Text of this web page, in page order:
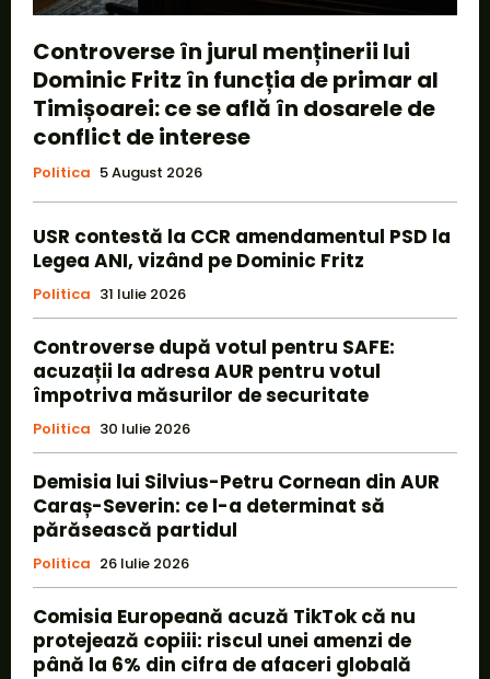
Controverse în jurul menținerii lui
Dominic Fritz în funcția de primar al
Timișoarei: ce se află în dosarele de
conflict de interese
Politica 5 August 2026
USR contestă la CCR amendamentul PSD la
Legea ANI, vizând pe Dominic Fritz
Politica 31 Iulie 2026
Controverse după votul pentru SAFE:
acuzații la adresa AUR pentru votul
împotriva măsurilor de securitate
Politica 30 Iulie 2026
Demisia lui Silvius-Petru Cornean din AUR
Caraș-Severin: ce l-a determinat să
părăsească partidul
Politica 26 Iulie 2026
Comisia Europeană acuză TikTok că nu
protejează copiii: riscul unei amenzi de
până la 6% din cifra de afaceri globală